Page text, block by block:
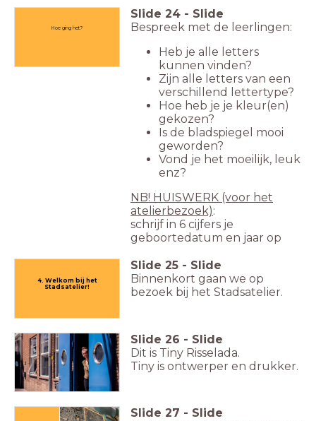
Hoe ging het?
Slide 24 - Slide
Bespreek met de leerlingen:
Heb je alle letters
kunnen vinden?
Zijn alle letters van een
verschillend lettertype?
Hoe heb je je kleur(en)
gekozen?
Is de bladspiegel mooi
geworden?
Vond je het moeilijk, leuk
enz?
NB! HUISWERK (voor het
atelierbezoek):
schrijf in 6 cijfers je
geboortedatum en jaar op
4. Welkom bij het
Stadsatelier!
Slide 25 - Slide
Binnenkort gaan we op
bezoek bij het Stadsatelier.
tot ziens bij Letterpers!
Slide 26 - Slide
Dit is Tiny Risselada.
Tiny is ontwerper en drukker.
Slide 27 - Slide